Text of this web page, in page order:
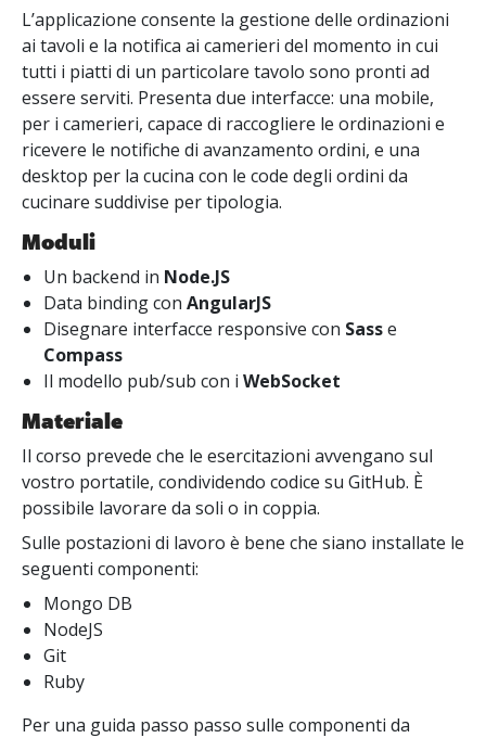
L’applicazione consente la gestione delle ordinazioni
ai tavoli e la notifica ai camerieri del momento in cui
tutti i piatti di un particolare tavolo sono pronti ad
essere serviti. Presenta due interfacce: una mobile,
per i camerieri, capace di raccogliere le ordinazioni e
ricevere le notifiche di avanzamento ordini, e una
desktop per la cucina con le code degli ordini da
cucinare suddivise per tipologia.
Moduli
Un backend in Node.JS
Data binding con AngularJS
Disegnare interfacce responsive con Sasse
Compass
Il modello pub/sub con i WebSocket
Materiale
Il corso prevede che le esercitazioni avvengano sul
vostro portatile, condividendo codice su GitHub. È
possibile lavorare da soli o in coppia.
Sulle postazioni di lavoro è bene che siano installate le
seguenti componenti:
Mongo DB
NodeJS
Git
Ruby
Per una guida passo passo sulle componenti da